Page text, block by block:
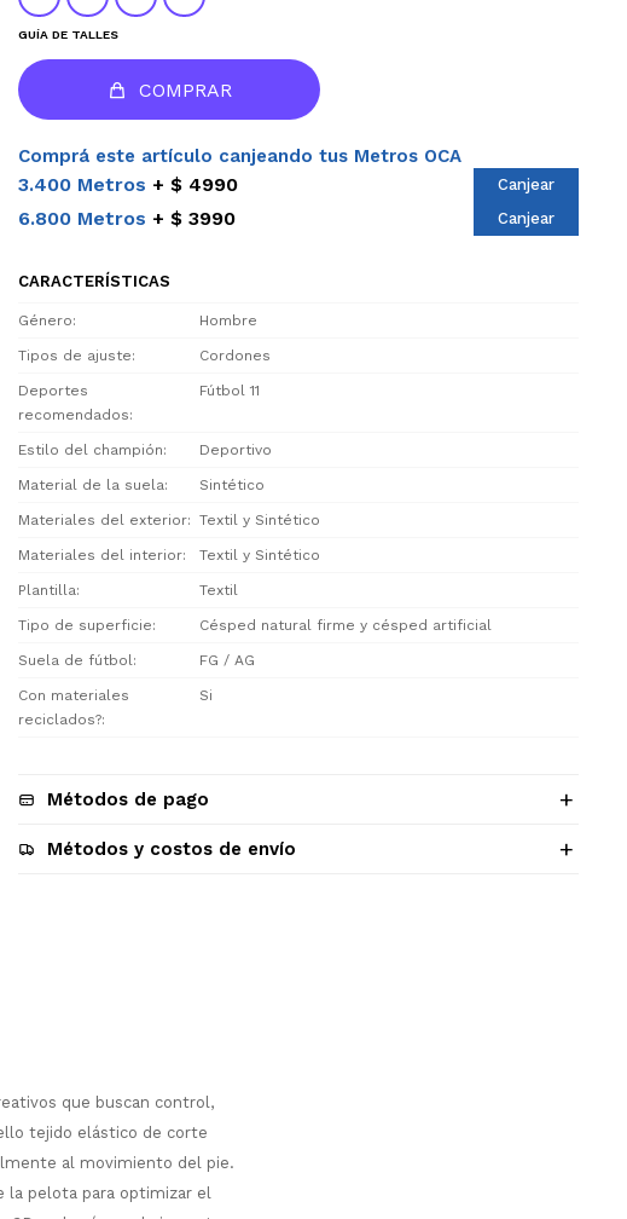
GUÍA DE TALLES
COMPRAR
Comprá este artículo canjeando tus Metros OCA
3.400 Metros $ 4990 Canjear
6.800 Metros $ 3990 Canjear
CARACTERÍSTICAS
Género Hombre
Tipos de ajuste Cordones
Deportes
recomendados
Fútbol 11
Estilo del champión Deportivo
Material de la suela Sintético
Materiales del exterior Textil y Sintético
Materiales del interior Textil y Sintético
Plantilla Textil
Tipo de superficie Césped natural firme y césped artificial
Suela de fútbol FG / AG
Con materiales
reciclados?
Si
Métodos de pago
Métodos y costos de envío
que buscan control,
tejido elástico de corte
al movimiento del pie.
la pelota para optimizar el